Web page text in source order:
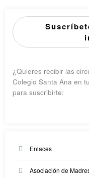
¿Quieres recibir las
Colegio Santa Ana en
para suscribirte:
Enlaces
Asociación de